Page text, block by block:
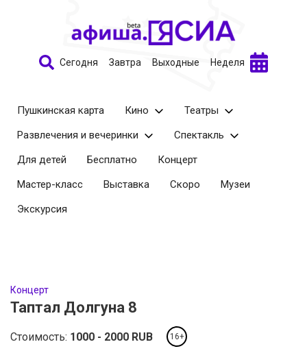
Сегодня Завтра Выходные Неделя
Пушкинская карта Кино
Театры
Развлечения и вечеринки
Спектакль
Для детей
Бесплатно
Концерт
Мастер-класс
Выставка Скоро
Музеи
Экскурсия
Концерт
Таптал Долгуна 8
Стоимость: 1000 2000 RUB 16+